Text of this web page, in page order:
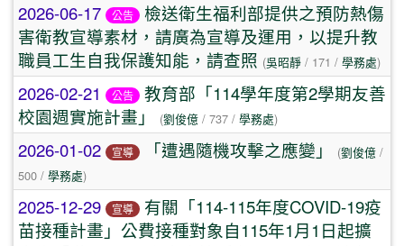
2026-06-17 公告
檢送衛生福利部提供之預防熱傷
害衛教宣導素材，請廣為宣導及運用，以提升教
職員工生自我保護知能，請查照 (吳昭靜 / 171 / 學務處)
2026-02-21 公告
教育部「114學年度第2學期友善
校園週實施計畫」
(劉俊億 / 737 / 學務處)
2026-01-02 宣導 「遭遇隨機攻擊之應變」 (劉俊億 /
500 / 學務處)
2025-12-29 宣導
有關「114-115年度COVID-19疫
苗接種計畫」公費接種對象自115年1月1日起擴